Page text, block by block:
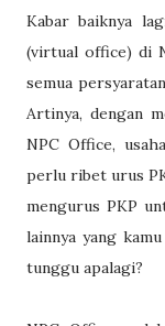
Kabar baiknya
(virtual office) di
semua
Artinya, dengan
NPC Office,
perlu ribet urus
mengurus PKP
lainnya yang
tunggu apalagi?